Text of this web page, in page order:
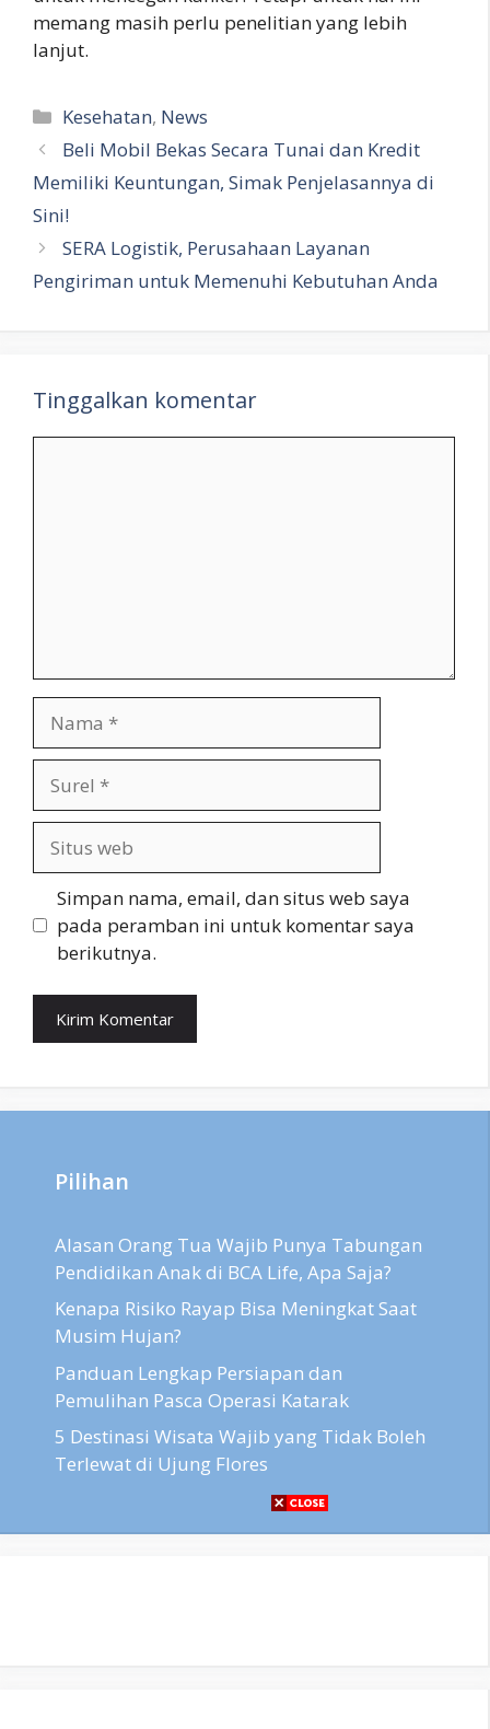
memang masih perlu penelitian yang lebih
lanjut.
Kategori
Kesehatan, News
Beli Mobil Bekas Secara Tunai dan Kredit
Memiliki Keuntungan, Simak Penjelasannya di
Sini!
SERA Logistik, Perusahaan Layanan
Pengiriman untuk Memenuhi Kebutuhan Anda
Tinggalkan komentar
web
Simpan nama, email, dan situs web saya
pada peramban ini untuk komentar saya
berikutnya.
Pilihan
Alasan Orang Tua Wajib Punya Tabungan
Pendidikan Anak di BCA Life, Apa Saja?
Kenapa Risiko Rayap Bisa Meningkat Saat
Musim Hujan?
Panduan Lengkap Persiapan dan
Pemulihan Pasca Operasi Katarak
5 Destinasi Wisata Wajib yang Tidak Boleh
Terlewat di Ujung Flores